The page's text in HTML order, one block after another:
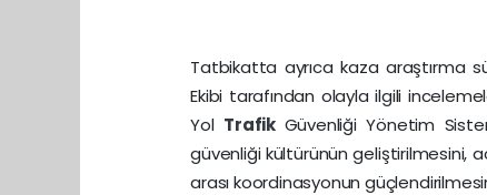
Tatbikatta ayrıca kaza araştırma
Ekibi tarafından olayla ilgili
Yol Trafik Güvenliği Yönetim
güvenliği kültürünün geliştirilmesini,
arası koordinasyonun